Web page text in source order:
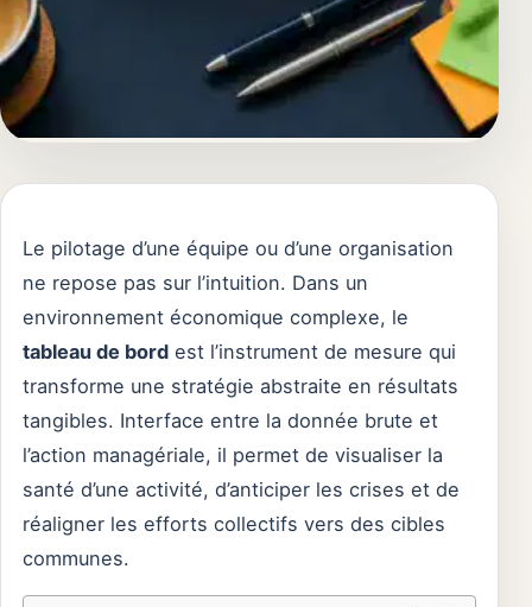
Le pilotage d’une équipe ou d’une organisation
ne repose pas sur l’intuition. Dans un
environnement économique complexe, le
tableau de bord est l’instrument de mesure qui
transforme une stratégie abstraite en résultats
tangibles. Interface entre la donnée brute et
l’action managériale, il permet de visualiser la
santé d’une activité, d’anticiper les crises et de
réaligner les efforts collectifs vers des cibles
communes.